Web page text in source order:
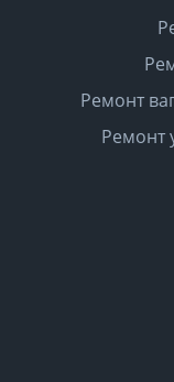
Ремонт
Ремонт